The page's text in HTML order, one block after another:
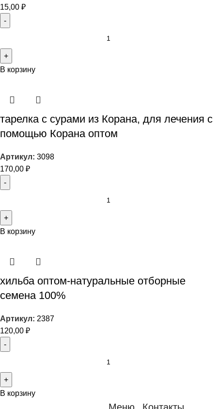
15,00 ₽
В корзину
тарелка с сурами из Корана, для лечения с
помощью Корана оптом
Артикул: 3098
170,00 ₽
В корзину
хильба оптом-натуральные отборные
семена 100%
Артикул: 2387
120,00 ₽
В корзину